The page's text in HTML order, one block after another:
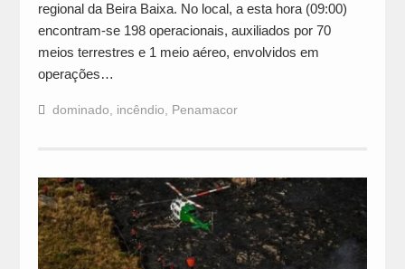
regional da Beira Baixa. No local, a esta hora (09:00)
encontram-se 198 operacionais, auxiliados por 70
meios terrestres e 1 meio aéreo, envolvidos em
operações…
dominado incêndio Penamacor